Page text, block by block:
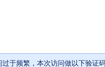
过于频繁，本次访问做以下验证码